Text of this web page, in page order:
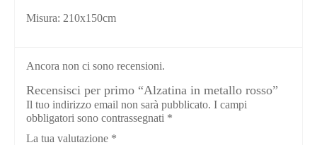
Misura: 210x150cm
Ancora non ci sono recensioni.
Recensisci per primo “Alzatina in metallo rosso”
Il tuo indirizzo email non sarà pubblicato. I campi
obbligatori sono contrassegnati *
La tua valutazione *